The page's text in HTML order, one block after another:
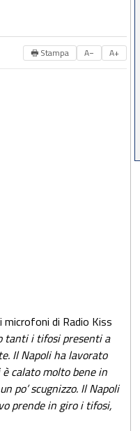
🖶 Stampa A− A+
microfoni di Radio Kiss
tanti i tifosi presenti a
Il Napoli ha lavorato
calato molto bene in
po’ scugnizzo. Il Napoli
prende in giro i tifosi,